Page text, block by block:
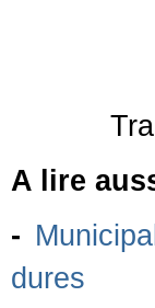
A lire
-
dures